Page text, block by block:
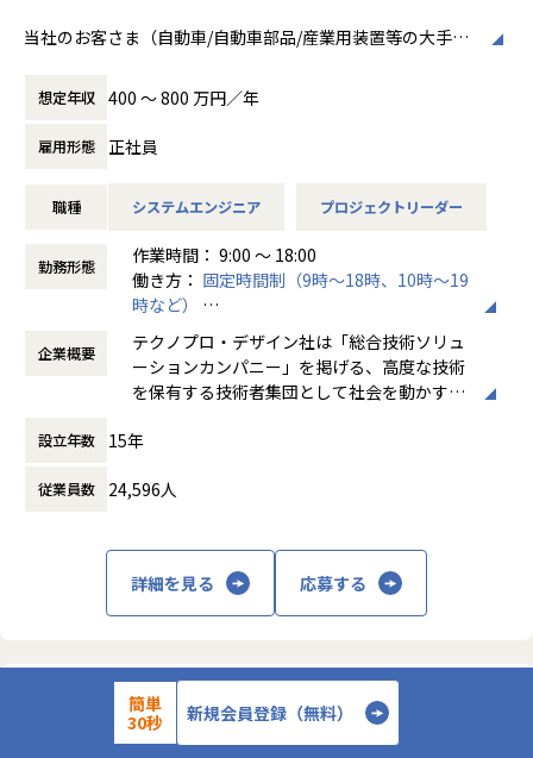
当社のお客さま（自動車/自動車部品/産業用装置等の大手メ
を用いた製品・装置等の機構・筐体設計、及び解析業務など
の開発業務に従事していただきます。
例えば、、、
・【医療機器】樹脂成形部品の設計開発業務
め
会社についての詳細
当社は、約8,500名のエンジニアの現場力と技術コンサルテ
ィングを融合し、課題解決から価値創造までを一貫して支援
する総合技術ソリューションカンパニーです。
ど幅広い業界において、多様なプロジェクトからエンジニア
す。
を実現しています。
【業務の変更の範囲】
想定年収 400 〜 800 万円／年
雇用形態 正社員
職種 システムエンジニア プロジェクトリーダー
勤務形態
作業時間： 9:00 ～ 18:00
働き方： 固定時間制（9時～18時、10時～19
時など）
時間外労働の有無： 有（月平均20時間）
休憩時間： 60分
企業概要
テクノプロ・デザイン社は「総合技術ソリュ
ーションカンパニー」を掲げる、高度な技術
を保有する技術者集団として社会を動かすこ
に渡ります。いわゆる技術者派遣と呼ばれ
働く場所に関わらない事業支援や最新技術を
用いた研究開発などを行っています。
イクルの短期化、製品開発の多角化や上流工
程プロジェクトの増加といった世の中で技術
者集団として価値提供を行うために、エンジ
ニアが生涯活躍できる環境を考え事業運営を
設立年数 15年
従業員数 24,596人
詳細を見る 応募する
株式会社テクノプロ・デザイン
【福岡/機械設計エンジニア/機械設計経験1年以上】大手メーカ
簡単
30秒
新規会員登録（無料）